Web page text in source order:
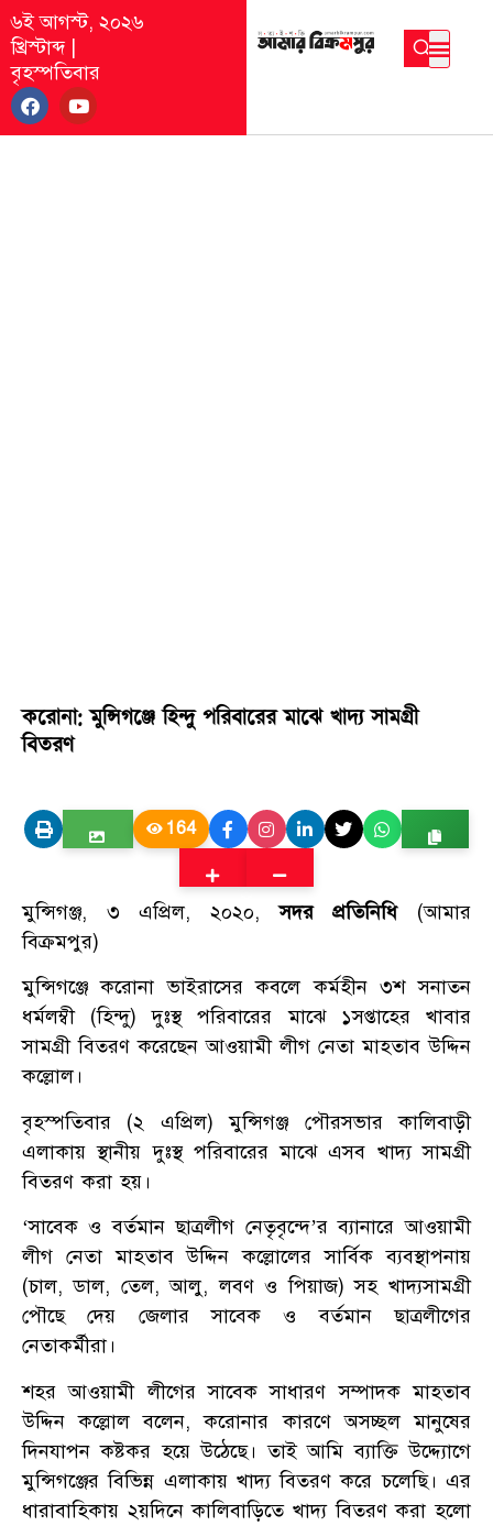
৬ই আগস্ট, ২০২৬
খ্রিস্টাব্দ|
বৃহস্পতিবার
করোনা: মুন্সিগঞ্জে হিন্দু পরিবারের মাঝে খাদ্য সামগ্রী
বিতরণ
164
মুন্সিগঞ্জ, ৩ এপ্রিল, ২০২০,সদর প্রতিনিধি(আমার
বিক্রমপুর)
মুন্সিগঞ্জে করোনা ভাইরাসের কবলে কর্মহীন ৩শ সনাতন
ধর্মলম্বী (হিন্দু) দুঃস্থ পরিবারের মাঝে ১সপ্তাহের খাবার
সামগ্রী বিতরণ করেছেন আওয়ামী লীগ নেতা মাহতাব উদ্দিন
কল্লোল।
বৃহস্পতিবার (২ এপ্রিল) মুন্সিগঞ্জ পৌরসভার কালিবাড়ী
এলাকায় স্থানীয় দুঃস্থ পরিবারের মাঝে এসব খাদ্য সামগ্রী
বিতরণ করা হয়।
‘সাবেক ও বর্তমান ছাত্রলীগ নেতৃবৃন্দে’র ব্যানারে আওয়ামী
লীগ নেতা মাহতাব উদ্দিন কল্লোলের সার্বিক ব্যবস্থাপনায়
(চাল, ডাল, তেল, আলু, লবণ ও পিয়াজ) সহ খাদ্যসামগ্রী
পৌছে দেয় জেলার সাবেক ও বর্তমান ছাত্রলীগের
নেতাকর্মীরা।
শহর আওয়ামী লীগের সাবেক সাধারণ সম্পাদক মাহতাব
উদ্দিন কল্লোল বলেন, করোনার কারণে অসচ্ছল মানুষের
দিনযাপন কষ্টকর হয়ে উঠেছে। তাই আমি ব্যাক্তি উদ্দ্যোগে
মুন্সিগঞ্জের বিভিন্ন এলাকায় খাদ্য বিতরণ করে চলেছি। এর
ধারাবাহিকায় ২য়দিনে কালিবাড়িতে খাদ্য বিতরণ করা হলো